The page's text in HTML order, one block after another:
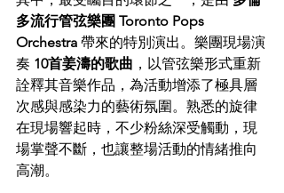
多流行管弦樂團 Toronto Pops
Orchestra 帶來的特別演出。樂團現場演
奏 10首姜濤的歌曲 ，以管弦樂形式重新
詮釋其音樂作品，為活動增添了極具層
次感與感染力的藝術氛圍。熟悉的旋律
在現場響起時，不少粉絲深受觸動，現
場掌聲不斷，也讓整場活動的情緒推向
高潮。